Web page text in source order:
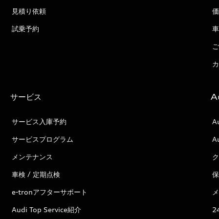
見積り依頼
試乗予約
サービス
サービス入庫予約
サービスプログラム
メンテナンス
車検 / 定期点検
e-tronアフターサポート
Audi Top Service紹介